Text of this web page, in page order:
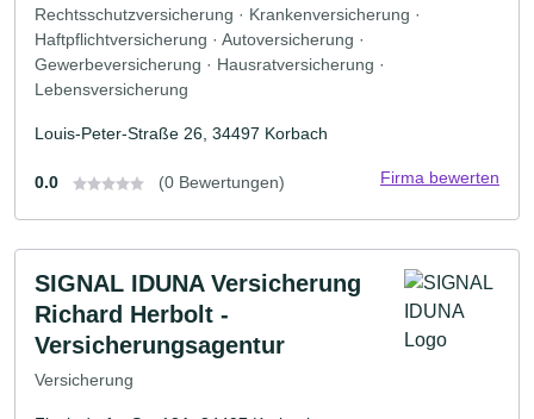
Rechtsschutzversicherung · Krankenversicherung ·
Haftpflichtversicherung · Autoversicherung ·
Gewerbeversicherung · Hausratversicherung ·
Lebensversicherung
Louis-Peter-Straße 26, 34497 Korbach
0.0 (0 Bewertungen) Firma bewerten
SIGNAL IDUNA Versicherung
Richard Herbolt -
Versicherungsagentur
Versicherung